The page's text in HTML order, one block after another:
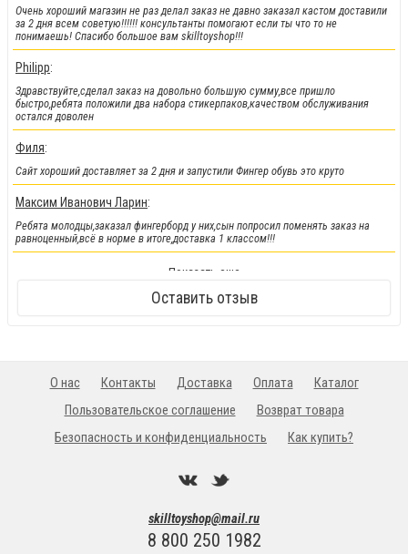
Легендарные металлические фингер BMX от Flick Trix снова у нас.
Очень хороший магазин не раз делал заказ не давно заказал кастом доставили
за 2 дня всем советую!!!!!! консультанты помогают если ты что то не
понимаешь! Спасибо большое вам skilltoyshop!!!
Philipp:
Здравствуйте,сделал заказ на довольно большую сумму,все пришло
быстро,ребята положили два набора стикерпаков,качеством обслуживания
остался доволен
Филя:
Сайт хороший доставляет за 2 дня и запустили Фингер обувь это круто
Максим Иванович Ларин:
Ребята молодцы,заказал фингерборд у них,сын попросил поменять заказ на
равноценный,всё в норме в итоге,доставка 1 классом!!!
Показать еще
Оставить отзыв
skilltoyshop@mail.ru
8 800 250 1982
О нас Контакты Доставка Оплата
Каталог
Пользовательское соглашение
Возврат товара
Безопасность и конфиденциальность
Как купить?